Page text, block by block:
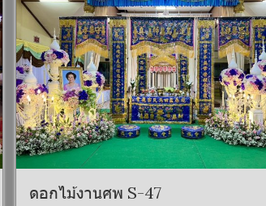
ดอกไม้งานศพ S-47